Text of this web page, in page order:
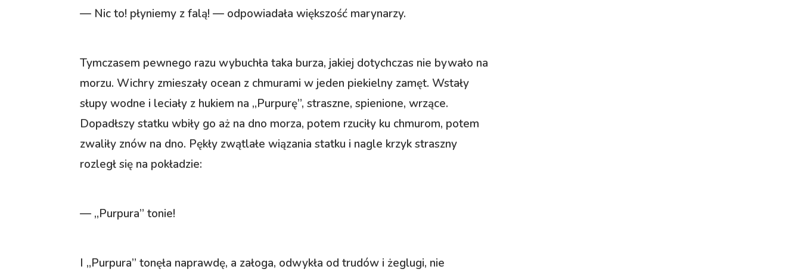
— Nic to! płyniemy z falą! — odpowiadała większość marynarzy.
Tymczasem pewnego razu wybuchła taka burza, jakiej dotychczas nie bywało na
morzu. Wichry zmieszały ocean z chmurami w jeden piekielny zamęt. Wstały
słupy wodne i leciały z hukiem na „Purpurę”, straszne, spienione, wrzące.
Dopadłszy statku wbiły go aż na dno morza, potem rzuciły ku chmurom, potem
zwaliły znów na dno. Pękły zwątlałe wiązania statku i nagle krzyk straszny
rozległ się na pokładzie:
— „Purpura” tonie!
I „Purpura” tonęła naprawdę, a załoga, odwykła od trudów i żeglugi, nie